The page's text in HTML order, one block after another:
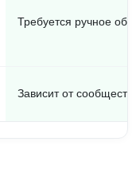
Требуется ручное
Зависит от